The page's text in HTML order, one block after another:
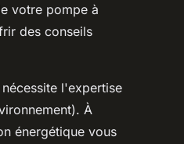
votre pompe à
des conseils
l'expertise
À
énergétique vous